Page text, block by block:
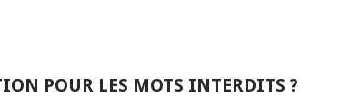
POUR LES MOTS INTERDITS ?